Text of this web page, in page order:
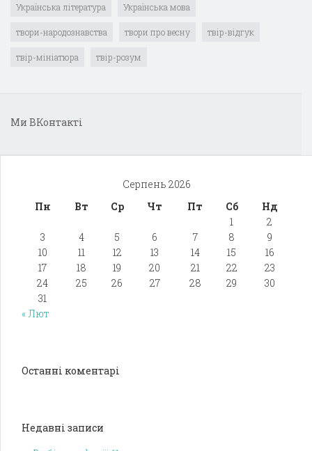
Українська література Українська мова
твори-народознавства твори про весну твір-відгук
твір-мініатюра твір-розум
Ми ВКонтакті
Серпень 2026
Пн
Вт Ср Чт Пт Сб
Нд
1
2
3
4 5 6 7 8
9
10
11 12 13 14 15
16
17
18 19 20 21 22
23
24
25 26 27 28 29
30
31
« Лют
Останні коментарі
Недавні записи